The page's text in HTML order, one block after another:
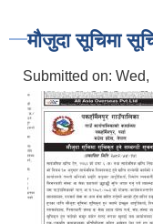
मौजुदा सूचिमा
Submitted on: Wed,